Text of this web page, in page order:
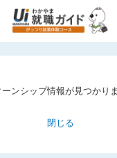
ンシップ情報が見つかり
閉じる